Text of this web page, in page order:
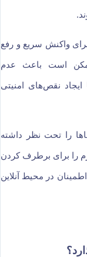
واکنش سریع و رفع
است باعث عدم
نقص‌های امنیتی
را تحت نظر داشته
را برای برطرف کردن
در محیط آنلاین